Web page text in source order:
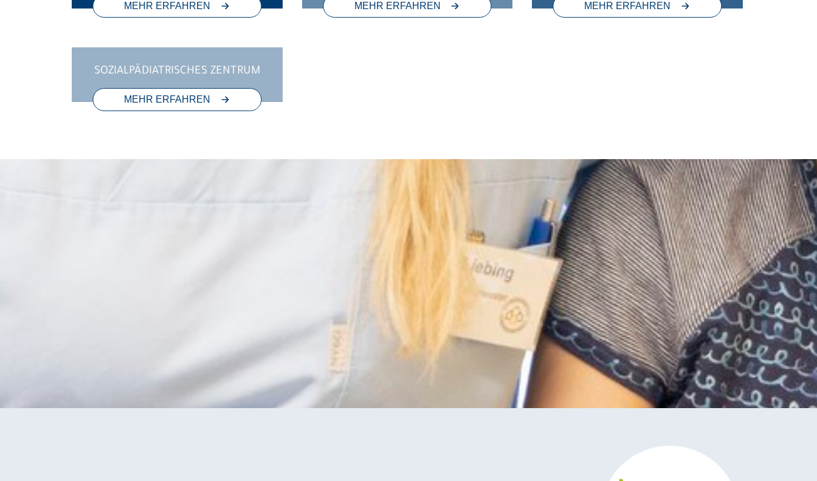
MEHR ERFAHREN MEHR ERFAHREN MEHR ERFAHREN
SOZIALPÄDIATRISCHES ZENTRUM
MEHR ERFAHREN